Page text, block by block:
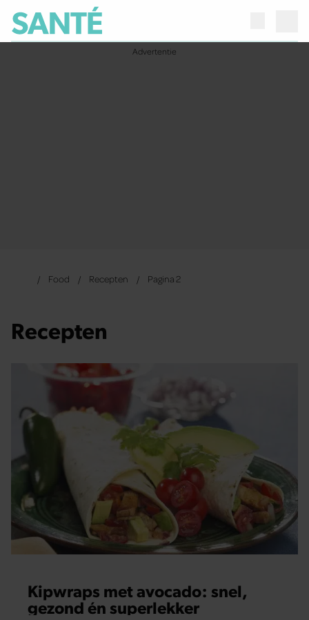
Food Recepten Pagina 2
Recepten
Kipwraps met avocado: snel,
gezond én superlekker